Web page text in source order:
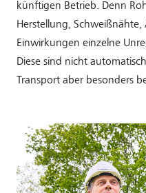
künftigen Betrieb. Denn
Herstellung,
Einwirkungen einzelne
Diese sind nicht
Transport aber besonders